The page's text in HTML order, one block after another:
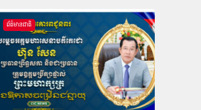
ព័ត៌មានជាតិ